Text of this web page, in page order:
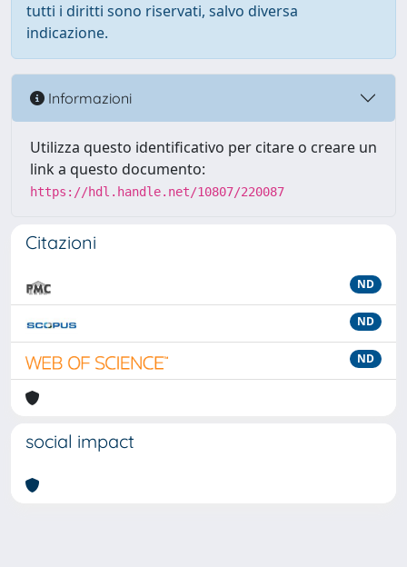
tutti i diritti sono riservati, salvo diversa
indicazione.
Informazioni
Utilizza questo identificativo per citare o creare un
link a questo documento:
https://hdl.handle.net/10807/220087
Citazioni
ND
ND
ND
social impact